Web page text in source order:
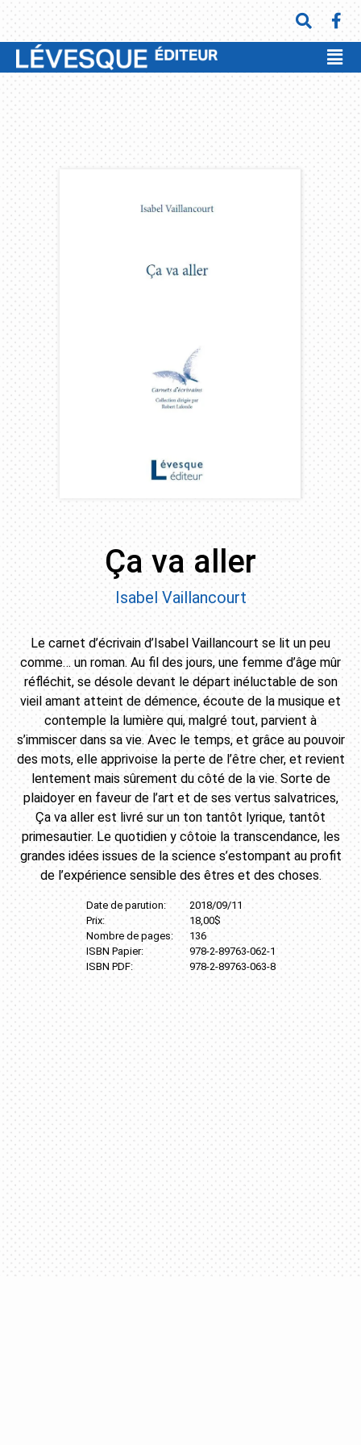
Ça va aller
Isabel Vaillancourt
Le carnet d’écrivain d’Isabel Vaillancourt se lit un peu
comme… un roman. Au fil des jours, une femme d’âge mûr
réfléchit, se désole devant le départ inéluctable de son
vieil amant atteint de démence, écoute de la musique et
contemple la lumière qui, malgré tout, parvient à
s’immiscer dans sa vie. Avec le temps, et grâce au pouvoir
des mots, elle apprivoise la perte de l’être cher, et revient
lentement mais sûrement du côté de la vie. Sorte de
plaidoyer en faveur de l’art et de ses vertus salvatrices,
Ça va aller est livré sur un ton tantôt lyrique, tantôt
primesautier. Le quotidien y côtoie la transcendance, les
grandes idées issues de la science s’estompant au profit
de l’expérience sensible des êtres et des choses.
Date de parution:
Prix:
Nombre de pages:
ISBN Papier:
ISBN PDF:
2018/09/11
18,00$
136
978-2-89763-062-1
978-2-89763-063-8